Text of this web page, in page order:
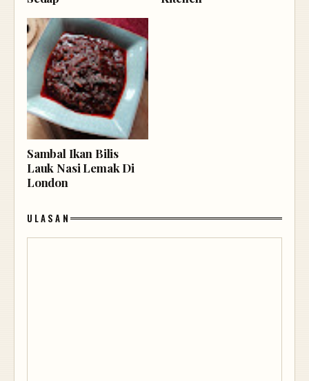
Sambal Ikan Bilis
Lauk Nasi Lemak Di
London
ULASAN